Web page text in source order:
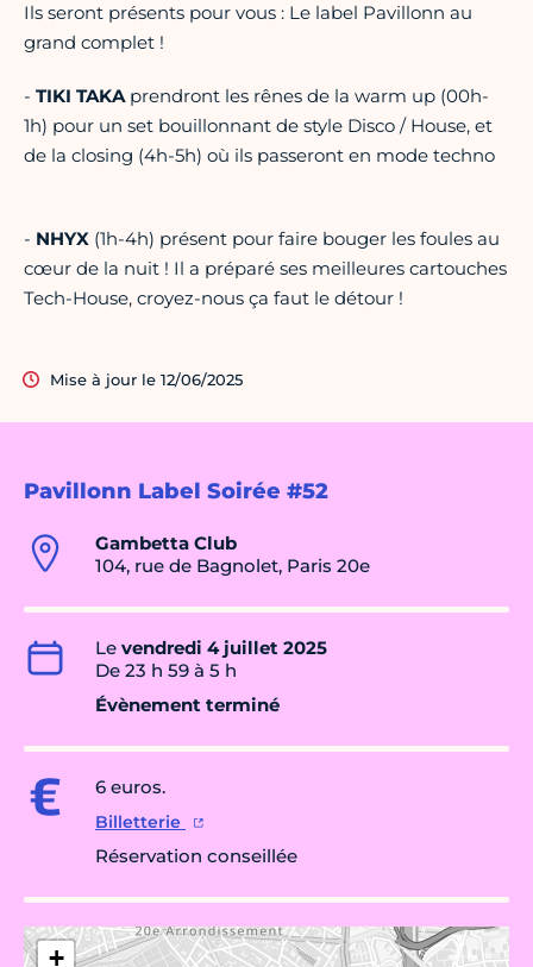
Pavillonn Label Soirée #52
Gambetta Club
104, rue de Bagnolet, Paris 20e
Le vendredi 4 juillet 2025
De 23 h 59 à 5 h
Évènement terminé
6 euros.
Billetterie
Réservation conseillée
+
Ils seront présents pour vous : Le label Pavillonn au
grand complet !
- TIKI TAKAprendront les rênes de la warm up (00h-
1h) pour un set bouillonnant de style Disco / House, et
de la closing (4h-5h) où ils passeront en mode techno
- NHYX (1h-4h) présent pour faire bouger les foules au
cœur de la nuit ! Il a préparé ses meilleures cartouches
Tech-House, croyez-nous ça faut le détour !
Mise à jour le 12/06/2025